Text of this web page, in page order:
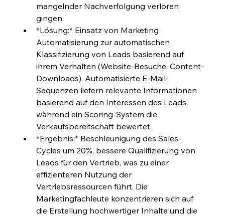
mangelnder Nachverfolgung verloren
gingen.
*Lösung:* Einsatz von Marketing
Automatisierung zur automatischen
Klassifizierung von Leads basierend auf
ihrem Verhalten (Website-Besuche, Content-
Downloads). Automatisierte E-Mail-
Sequenzen liefern relevante Informationen
basierend auf den Interessen des Leads,
während ein Scoring-System die
Verkaufsbereitschaft bewertet.
*Ergebnis:* Beschleunigung des Sales-
Cycles um 20%, bessere Qualifizierung von
Leads für den Vertrieb, was zu einer
effizienteren Nutzung der
Vertriebsressourcen führt. Die
Marketingfachleute konzentrieren sich auf
die Erstellung hochwertiger Inhalte und die